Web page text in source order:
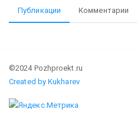
Публикации Комментарии
©2024 Pozhproekt.ru
Created by Kukharev